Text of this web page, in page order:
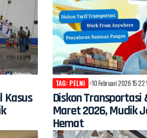
Kasus
TAG: PELNI 10 Februari 2026 15:22
Diskon Transportasi
Maret 2026, Mudik
Hemat